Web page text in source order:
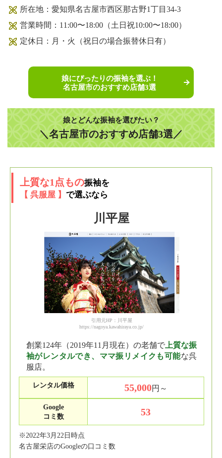
所在地：愛知県名古屋市西区那古野1丁目34-3
営業時間：11:00〜18:00（土日祝10:00〜18:00）
定休日：月・火（祝日の場合振替休日有）
娘にぴったりの振袖を選ぶ！
名古屋市のおすすめ店舗3選
娘とどんな振袖を選びたい？
＼名古屋市のおすすめ店舗3選／
上質な1点もの振袖を
【 呉服屋 】 で選ぶなら
川平屋
引用元HP：川平屋
https://nagoya.kawahiraya.co.jp/
創業124年（2019年11月現在）の老舗で 上質な振
袖がレンタルでき、ママ振リメイクも可能な呉
服店。
レンタル価格 55,000円～
Google
コミ数
53
※2022年3月22日時点
名古屋栄店のGoogleの口コミ数